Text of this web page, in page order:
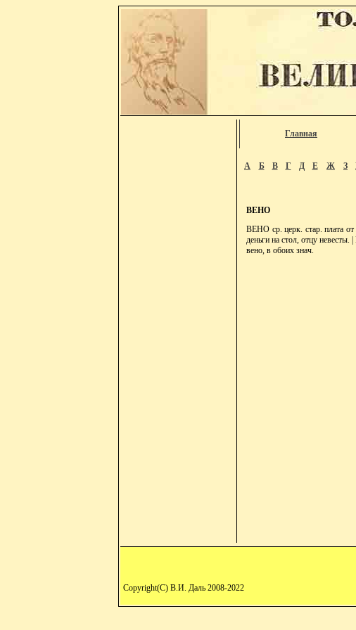
Главная
А Б В Г Д Е Ж З
ВЕНО
ВЕНО ср. церк. стар. плата
деньги на стол, отцу
вено, в обоих знач.
Copyright(C) В.И. Даль 2008-2022